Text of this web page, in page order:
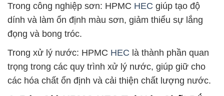
Trong công nghiệp sơn: HPMC HEC giúp tạo độ
dính và làm ổn định màu sơn, giảm thiểu sự lắng
đọng và bong tróc.
Trong xử lý nước: HPMC HEC là thành phần quan
trọng trong các quy trình xử lý nước, giúp giữ cho
các hóa chất ổn định và cải thiện chất lượng nước.